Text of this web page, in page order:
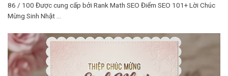
86 / 100 Được cung cấp bởi Rank Math SEO Điểm SEO 101+ Lời Chúc
Mừng Sinh Nhật ...